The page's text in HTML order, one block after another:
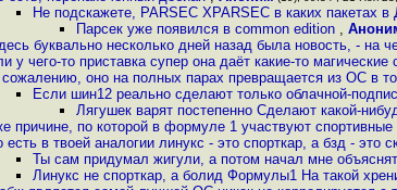
Не подскажете, PARSEC XPARSEC в каких пакетах в
Парсек уже появился в common edition ,
буквально несколько дней назад была новость, - на
у чего-то приставка супер она даёт какие-то магические
сожалению, оно на полных парах превращается из ОС в
Если шин12 реально сделают только облачной-
Лягушек варят постепенно Сделают какой-
причине, по которой в формуле 1 участвуют
есть в твоей аналогии линукс - это спорткар, а бзд - это
Ты сам придумал жигули, а потом начал мне
Линукс не спорткар, а болид Формулы1 На такой